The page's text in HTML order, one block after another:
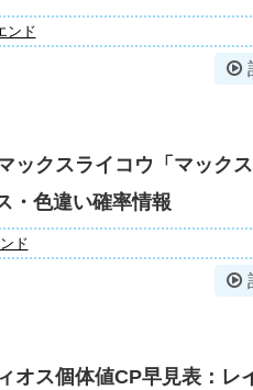
ンド
ックスライコウ「マック
・色違い確率情報
ド
オス個体値CP早見表：レ